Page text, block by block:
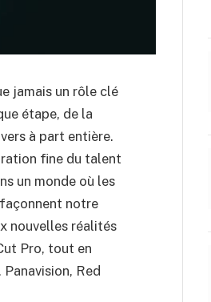
jamais un rôle clé
étape, de la
à part entière.
fine du talent
un monde où les
notre
nouvelles réalités
Pro, tout en
Red